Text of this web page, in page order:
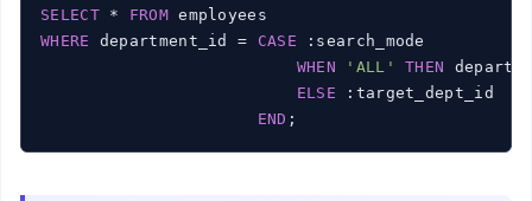
SELECT * FROM
WHERE department_id = CASE :search_mode
WHEN
'ALL' THEN
ELSE
END